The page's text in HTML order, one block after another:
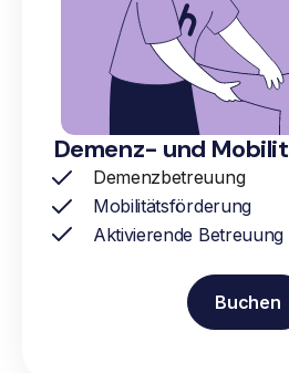
Demenz- und
Demenzbetreuung
Mobilitätsförderung
Aktivierende Betreuung
Buchen